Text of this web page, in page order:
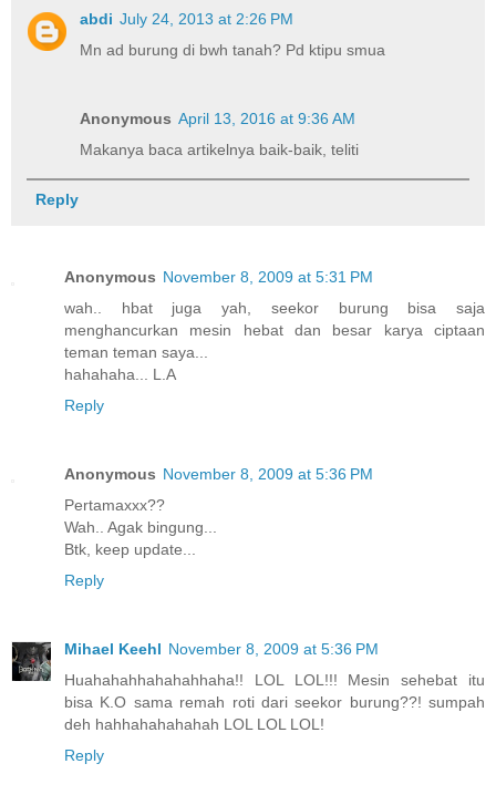
abdi July 24, 2013 at 2:26 PM
Mn ad burung di bwh tanah? Pd ktipu smua
Anonymous April 13, 2016 at 9:36 AM
Makanya baca artikelnya baik-baik, teliti
Reply
Anonymous November 8, 2009 at 5:31 PM
wah.. hbat juga yah, seekor burung bisa saja
menghancurkan mesin hebat dan besar karya ciptaan
teman teman saya...
hahahaha... L.A
Reply
Anonymous November 8, 2009 at 5:36 PM
Pertamaxxx??
Wah.. Agak bingung...
Btk, keep update...
Reply
Mihael Keehl November 8, 2009 at 5:36 PM
Huahahahhahahahhaha!! LOL LOL!!! Mesin sehebat itu
bisa K.O sama remah roti dari seekor burung??! sumpah
deh hahhahahahahah LOL LOL LOL!
Reply